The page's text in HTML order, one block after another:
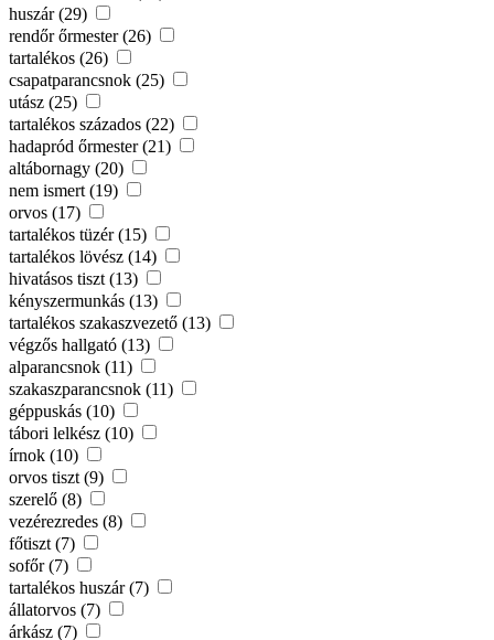
huszár (29)
rendőr őrmester (26)
tartalékos (26)
csapatparancsnok (25)
utász (25)
tartalékos százados (22)
hadapród őrmester (21)
altábornagy (20)
nem ismert (19)
orvos (17)
tartalékos tüzér (15)
tartalékos lövész (14)
hivatásos tiszt (13)
kényszermunkás (13)
tartalékos szakaszvezető (13)
végzős hallgató (13)
alparancsnok (11)
szakaszparancsnok (11)
géppuskás (10)
tábori lelkész (10)
írnok (10)
orvos tiszt (9)
szerelő (8)
vezérezredes (8)
főtiszt (7)
sofőr (7)
tartalékos huszár (7)
állatorvos (7)
árkász (7)